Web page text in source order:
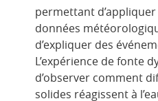
permettant
données
d’expliquer des
L’expérience de fonte
d’observer comment
solides réagissent à